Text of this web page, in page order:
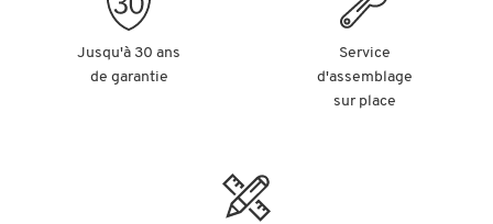
Jusqu'à 30 ans
de garantie
Service
d'assemblage
sur place